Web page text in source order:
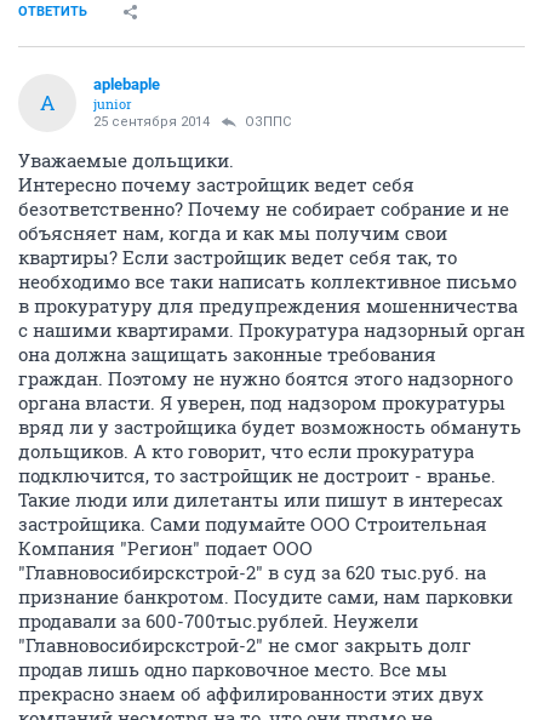
ОТВЕТИТЬ
A
aplebaple
junior
25 сентября 2014 ОЗППС
Уважаемые дольщики.
Интересно почему застройщик ведет себя
безответственно? Почему не собирает собрание и не
объясняет нам, когда и как мы получим свои
квартиры? Если застройщик ведет себя так, то
необходимо все таки написать коллективное письмо
в прокуратуру для предупреждения мошенничества
с нашими квартирами. Прокуратура надзорный орган
она должна защищать законные требования
граждан. Поэтому не нужно боятся этого надзорного
органа власти. Я уверен, под надзором прокуратуры
вряд ли у застройщика будет возможность обмануть
дольщиков. А кто говорит, что если прокуратура
подключится, то застройщик не достроит - вранье.
Такие люди или дилетанты или пишут в интересах
застройщика. Сами подумайте ООО Строительная
Компания "Регион" подает ООО
"Главновосибирскстрой-2" в суд за 620 тыс.руб. на
признание банкротом. Посудите сами, нам парковки
продавали за 600-700тыс.рублей. Неужели
"Главновосибирскстрой-2" не смог закрыть долг
продав лишь одно парковочное место. Все мы
прекрасно знаем об аффилированности этих двух